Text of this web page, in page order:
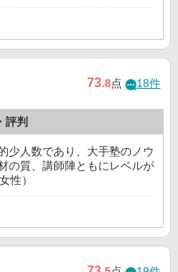
73.8点 18件
評判
少人数であり、大手塾のノウ
の質、講師陣ともにレベルが
性）